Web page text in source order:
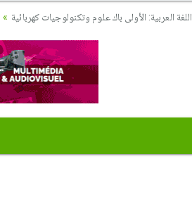
اللغة العربية: الأولى باك علوم وتكنولوجيات كهربائية